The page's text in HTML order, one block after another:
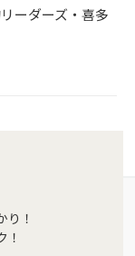
ーダーズ・喜多
り！
！